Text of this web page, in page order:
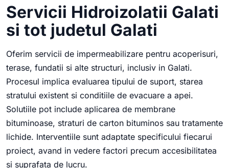
Servicii Hidroizolatii Galati
si tot judetul Galati
Oferim servicii de impermeabilizare pentru acoperisuri,
terase, fundatii si alte structuri, inclusiv in Galati.
Procesul implica evaluarea tipului de suport, starea
stratului existent si conditiile de evacuare a apei.
Solutiile pot include aplicarea de membrane
bituminoase, straturi de carton bituminos sau tratamente
lichide. Interventiile sunt adaptate specificului fiecarui
proiect, avand in vedere factori precum accesibilitatea
si suprafata de lucru.